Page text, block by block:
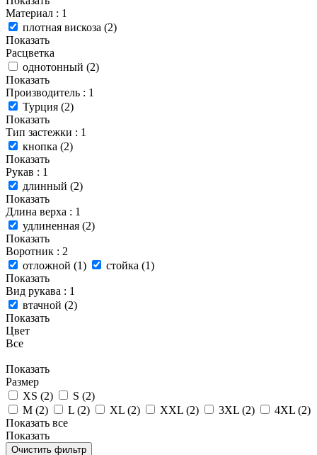
Материал : 1
плотная вискоза (2)
Показать
Расцветка
однотонный (2)
Показать
Производитель : 1
Турция (2)
Показать
Тип застежки : 1
кнопка (2)
Показать
Рукав : 1
длинный (2)
Показать
Длина верха : 1
удлиненная (2)
Показать
Воротник : 2
отложной (1) стойка (1)
Показать
Вид рукава : 1
втачной (2)
Показать
Цвет
Все
Показать
Размер
XS (2) S (2)
M (2) L (2) XL (2) XXL (2) 3XL (2) 4XL (2)
Показать все
Показать
Очистить фильтр